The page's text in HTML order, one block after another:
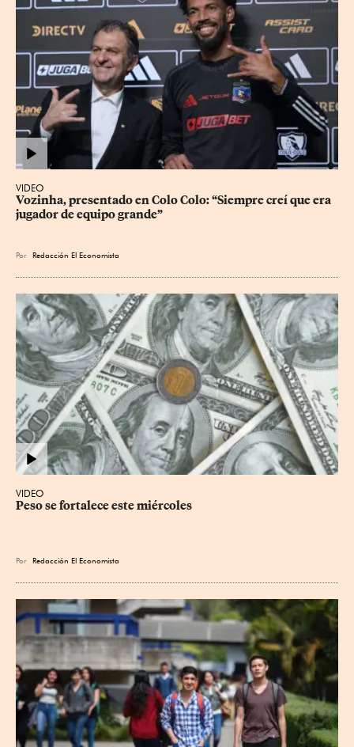
VIDEO
Vozinha, presentado en Colo Colo: “Siempre creí que era
jugador de equipo grande”
Por Redacción El Economista
VIDEO
Peso se fortalece este miércoles
Por Redacción El Economista